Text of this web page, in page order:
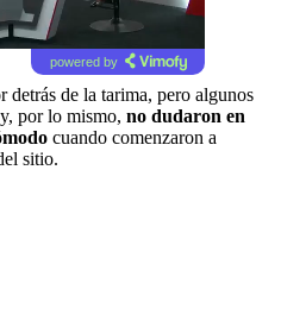
powered by
de la tarima, pero algunos
por lo mismo, no dudaron en
cuando comenzaron a
sitio.